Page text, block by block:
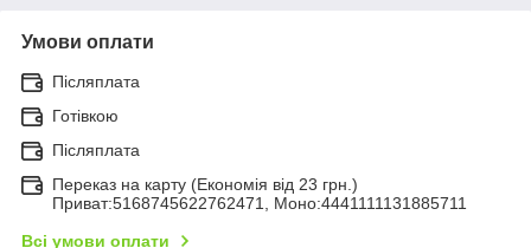
Умови оплати
Післяплата
Готівкою
Післяплата
Переказ на карту (Економія від 23 грн.)
Приват:5168745622762471, Моно:4441111131885711
Всі умови оплати